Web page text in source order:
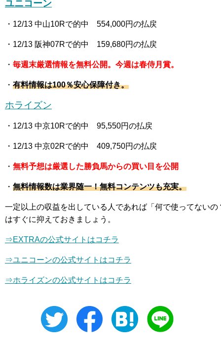
ユニコーン
・12/13 中山10Rで的中 554,000円の払戻
・12/13 阪神07Rで的中 159,680円の払戻
・ 毎週末厳選情報を無料公開。今週は春侍月賞。
・ 有料情報は100％安心保障付き。
ホライズン
・12/13 中京10Rで的中 95,550円の払戻
・12/13 中京02Rで的中 409,750円の払戻
・ 無料予想は厳選した勝負馬からの買い目を公開
・ 無料情報数は業界随一！無料コンテンツも充実。
一定以上の収益を出している人であれば「何で使ってない
はすぐに抑えておきましょう。
⇒EXTRAの公式サイトはコチラ
⇒ユニコーンの公式サイトはコチラ
⇒ホライズンの公式サイトはコチラ